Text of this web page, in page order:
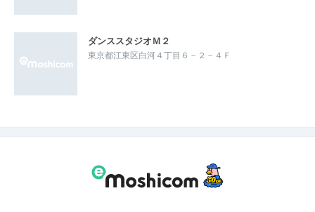
ダンススタジオＭ２
東京都江東区白河４丁目６－２－４Ｆ